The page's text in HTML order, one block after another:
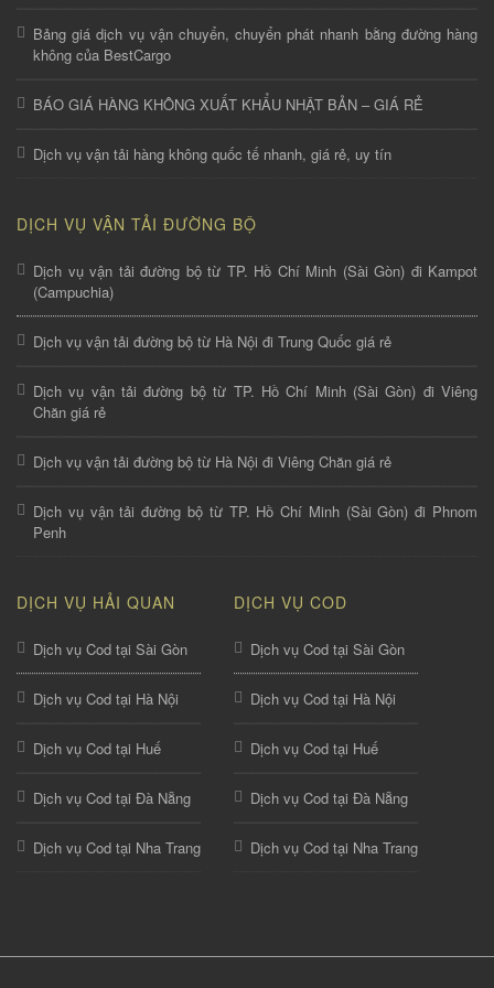
Bảng giá dịch vụ vận chuyển, chuyển phát nhanh bằng đường hàng
không của BestCargo
BÁO GIÁ HÀNG KHÔNG XUẤT KHẨU NHẬT BẢN – GIÁ RẺ
Dịch vụ vận tải hàng không quốc tế nhanh, giá rẻ, uy tín
DỊCH VỤ VẬN TẢI ĐƯỜNG BỘ
Dịch vụ vận tải đường bộ từ TP. Hồ Chí Minh (Sài Gòn) đi Kampot
(Campuchia)
Dịch vụ vận tải đường bộ từ Hà Nội đi Trung Quốc giá rẻ
Dịch vụ vận tải đường bộ từ TP. Hồ Chí Minh (Sài Gòn) đi Viêng
Chăn giá rẻ
Dịch vụ vận tải đường bộ từ Hà Nội đi Viêng Chăn giá rẻ
Dịch vụ vận tải đường bộ từ TP. Hồ Chí Minh (Sài Gòn) đi Phnom
Penh
DỊCH VỤ HẢI QUAN
Dịch vụ Cod tại Sài Gòn
Dịch vụ Cod tại Hà Nội
Dịch vụ Cod tại Huế
Dịch vụ Cod tại Đà Nẵng
Dịch vụ Cod tại Nha Trang
DỊCH VỤ COD
Dịch vụ Cod tại Sài Gòn
Dịch vụ Cod tại Hà Nội
Dịch vụ Cod tại Huế
Dịch vụ Cod tại Đà Nẵng
Dịch vụ Cod tại Nha Trang